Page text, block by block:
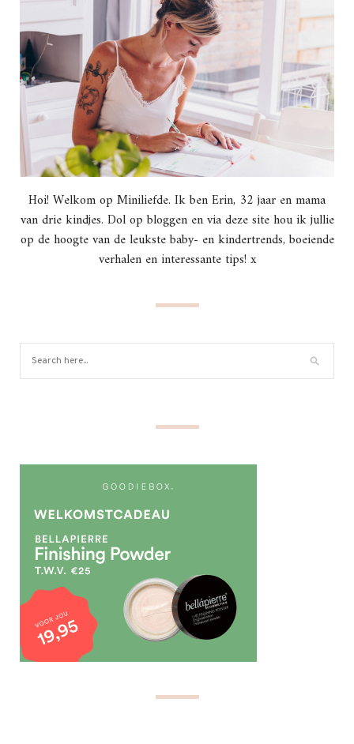
Hoi! Welkom op Miniliefde. Ik ben Erin, 32 jaar en mama
van drie kindjes. Dol op bloggen en via deze site hou ik jullie
op de hoogte van de leukste baby- en kindertrends, boeiende
verhalen en interessante tips! x